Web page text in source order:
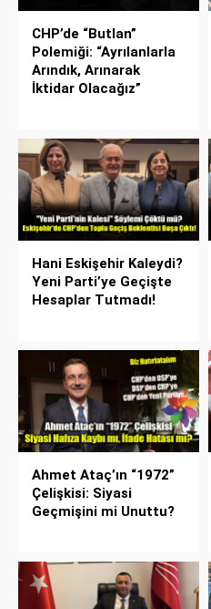
CHP’de “Butlan”
Polemiği: “Ayrılanlarla
Arındık, Arınarak
İktidar Olacağız”
Hani Eskişehir Kaleydi?
Yeni Parti’ye Geçişte
Hesaplar Tutmadı!
Ahmet Ataç’ın “1972”
Çelişkisi: Siyasi
Geçmişini mi Unuttu?